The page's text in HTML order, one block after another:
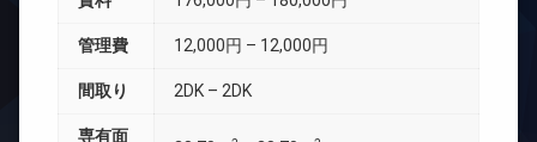
管理費 12,000円 – 12,000円
間取り 2DK – 2DK
専有面